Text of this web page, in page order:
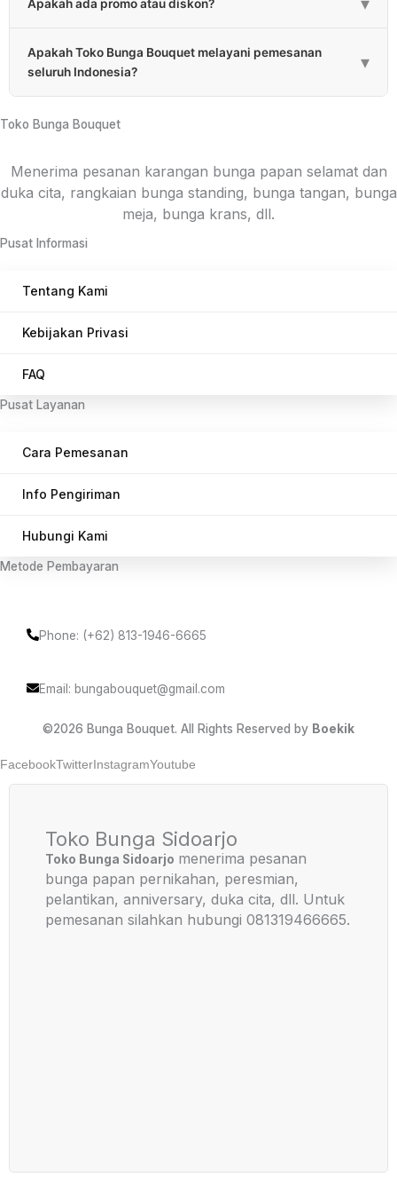
Apakah ada promo atau diskon?
diskon untuk pembelian jumlah tertentu.
Apakah Toko Bunga Bouquet melayani pemesanan
seluruh Indonesia?
▾
Indonesia melalui rekanan. Untuk konsep bunga
Toko Bunga Bouquet
Menerima pesanan karangan bunga papan selamat dan
duka cita, rangkaian bunga standing, bunga tangan, bunga
meja, bunga krans, dll.
Pusat Informasi
Tentang Kami
Kebijakan Privasi
FAQ
Pusat Layanan
Cara Pemesanan
Info Pengiriman
Hubungi Kami
Metode Pembayaran
Phone: (+62) 813-1946-6665
Email: bungabouquet@gmail.com
©2026 Bunga Bouquet. All Rights Reserved by Boekik
FacebookTwitter InstagramYoutube
Toko Bunga Sidoarjo
Toko Bunga Sidoarjo menerima pesanan
bunga papan pernikahan, peresmian,
pelantikan, anniversary, duka cita, dll. Untuk
pemesanan silahkan hubungi 081319466665.